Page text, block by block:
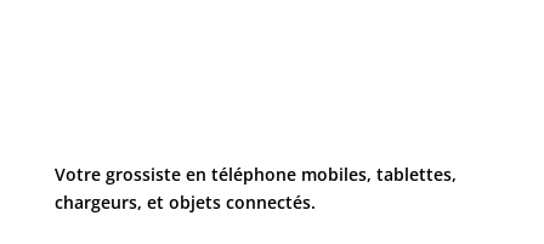
Votre grossiste en téléphone mobiles, tablettes,
chargeurs, et objets connectés.